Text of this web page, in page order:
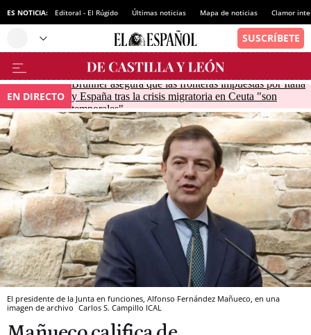
ES NOTICIA: Editoral - El Rúgido Últimas noticias Mapa de noticias Clamor
EN DIRECTO
Brunner asegura que las fronteras impuestas por Italia
y España tras la crisis migratoria en Ceuta "son
temporales"
El presidente de la Junta en funciones, Alfonso Fernández Mañueco, en una
imagen de archivo Carlos S. Campillo ICAL